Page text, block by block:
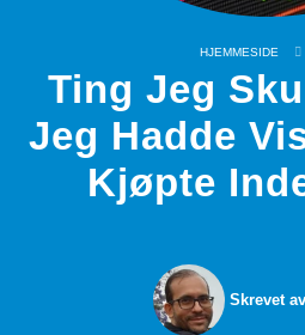
HJEMMESIDE
Ting Jeg
Jeg Hadde
Kjøpte
Skrevet